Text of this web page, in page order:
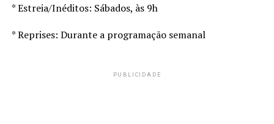
* Estreia/Inéditos: Sábados, às 9h
* Reprises: Durante a programação semanal
PUBLICIDADE